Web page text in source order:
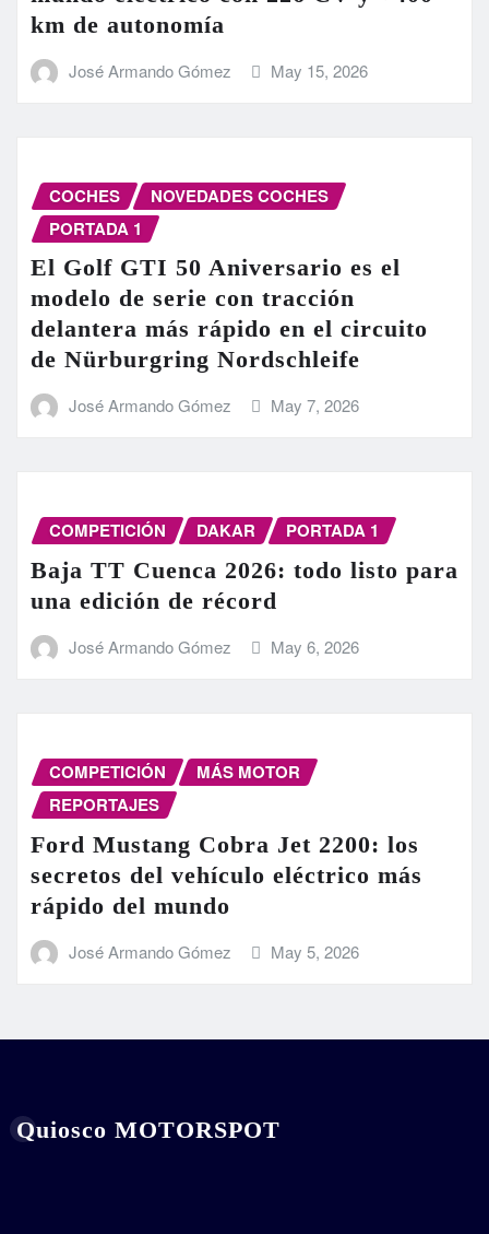
km de autonomía
José Armando Gómez May 15, 2026
COCHES
NOVEDADES COCHES
PORTADA 1
El Golf GTI 50 Aniversario es el
modelo de serie con tracción
delantera más rápido en el circuito
de Nürburgring Nordschleife
José Armando Gómez May 7, 2026
COMPETICIÓN DAKAR PORTADA 1
Baja TT Cuenca 2026: todo listo para
una edición de récord
José Armando Gómez May 6, 2026
COMPETICIÓN
MÁS MOTOR
REPORTAJES
Ford Mustang Cobra Jet 2200: los
secretos del vehículo eléctrico más
rápido del mundo
José Armando Gómez May 5, 2026
Quiosco MOTORSPOT